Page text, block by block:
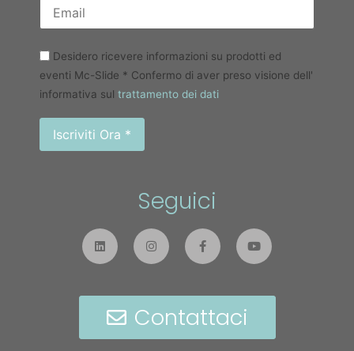
Desidero ricevere informazioni su prodotti ed
eventi Mc-Slide * Confermo di aver preso visione dell'
informativa sul trattamento dei dati
Seguici
Contattaci